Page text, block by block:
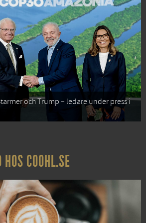
och Trump – ledare under press i
COOHL.SE